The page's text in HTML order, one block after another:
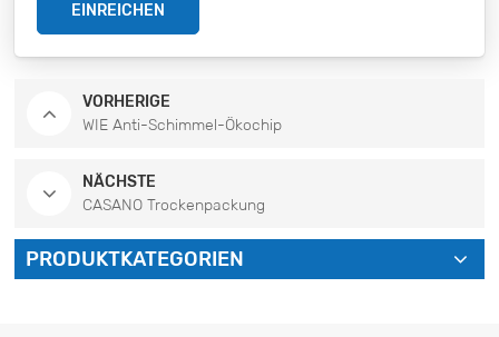
EINREICHEN
VORHERIGE
WIE Anti-Schimmel-Ökochip
NÄCHSTE
CASANO Trockenpackung
PRODUKTKATEGORIEN